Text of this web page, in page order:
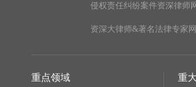
侵权责任纠纷案件资深律师
资深大律师&著名法律专家网
重点领域 重